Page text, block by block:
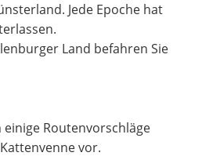
Jede Epoche hat
Land befahren Sie
Routenvorschläge
vor.